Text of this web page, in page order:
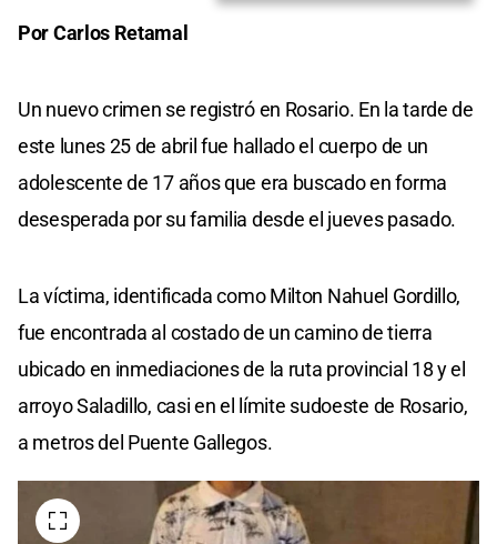
Por Carlos Retamal
Un nuevo crimen se registró en Rosario. En la tarde de
este lunes 25 de abril fue hallado el cuerpo de un
adolescente de 17 años que era buscado en forma
desesperada por su familia desde el jueves pasado.
La víctima, identificada como Milton Nahuel Gordillo,
fue encontrada al costado de un camino de tierra
ubicado en inmediaciones de la ruta provincial 18 y el
arroyo Saladillo, casi en el límite sudoeste de Rosario,
a metros del Puente Gallegos.